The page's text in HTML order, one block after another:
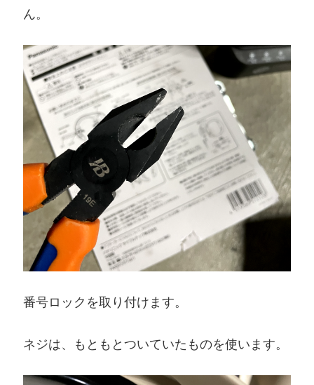
ん。
番号ロックを取り付けます。
ネジは、もともとついていたものを使います。